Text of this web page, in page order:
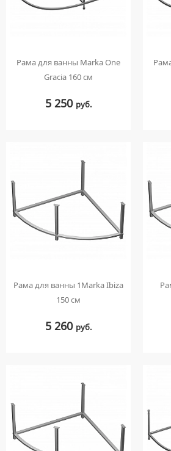
Рама для ванны Marka One
Gracia 160 см
5 250 руб.
Рама для ванны 1Marka Ibiza
150 см
5 260 руб.
МЕБЕЛЬНЫЕ УМЫВАЛЬНИКИ
УМЫВАЛЬНИКИ НАД СТИРАЛЬНЫМИ
УМЫВАЛЬНИКИ С ПЬЕДЕСТАЛАМИ
ПЬЕДЕСТАЛЫ ДЛЯ УМЫВАЛЬНИКОВ
КРЫШКИ-СИДЕНЬЯ